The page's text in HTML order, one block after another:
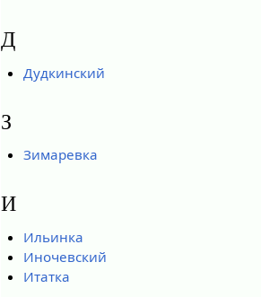
Д
Дудкинский
З
Зимаревка
И
Ильинка
Иночевский
Итатка